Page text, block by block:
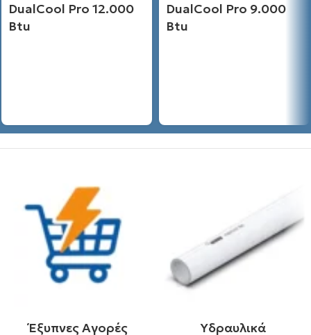
DualCool Pro 12.000
Btu
DualCool Pro 9.000
Btu
Έξυπνες Αγορές Υδραυλικά